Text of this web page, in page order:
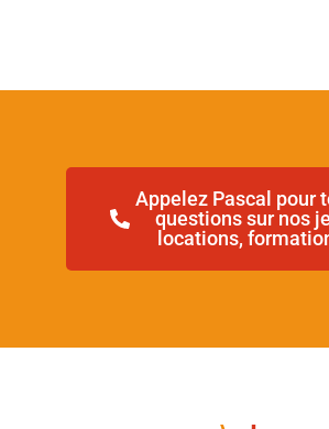
Appelez Pascal pour
questions sur nos
locations,